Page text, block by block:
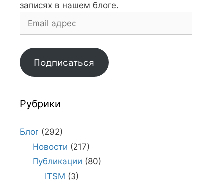
записях в нашем блоге.
Email
Подписаться
Рубрики
Блог (292)
Новости (217)
Публикации (80)
ITSM (3)